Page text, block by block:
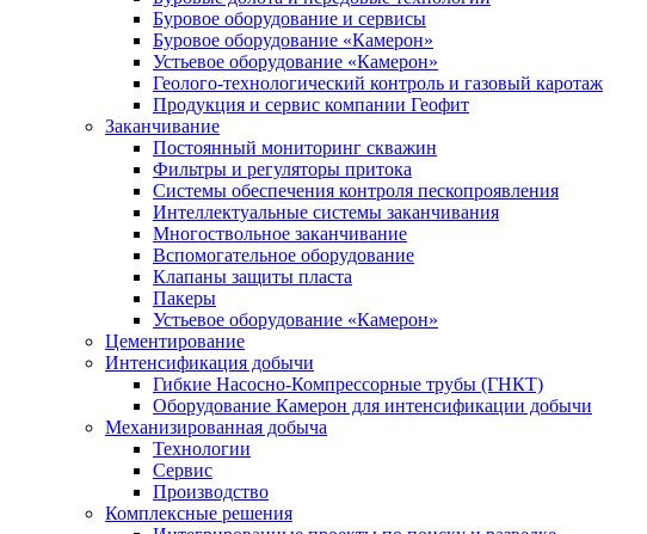
Буровое оборудование и сервисы
Буровое оборудование «Камерон»
Устьевое оборудование «Камерон»
Геолого-технологический контроль и газовый каротаж
Продукция и сервис компании Геофит
Заканчивание
Постоянный мониторинг скважин
Фильтры и регуляторы притока
Cистемы обеспечения контроля пескопроявления
Интеллектуальные системы заканчивания
Многоствольное заканчивание
Вспомогательное оборудование
Клапаны защиты пласта
Пакеры
Устьевое оборудование «Камерон»
Цементирование
Интенсификация добычи
Гибкие Насосно-Компрессорные трубы (ГНКТ)
Оборудование Камерон для интенсификации добычи
Механизированная добыча
Технологии
Сервис
Производство
Комплексные решения